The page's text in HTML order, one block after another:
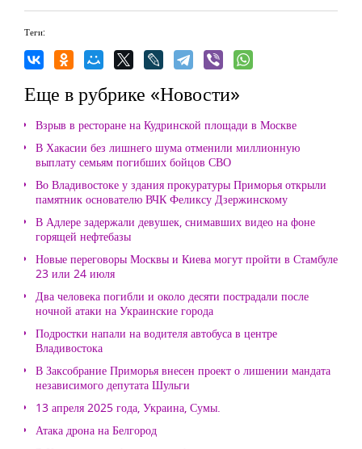
Теги:
Еще в рубрике «Новости»
Взрыв в ресторане на Кудринской площади в Москве
В Хакасии без лишнего шума отменили миллионную
выплату семьям погибших бойцов СВО
Во Владивостоке у здания прокуратуры Приморья открыли
памятник основателю ВЧК Феликсу Дзержинскому
В Адлере задержали девушек, снимавших видео на фоне
горящей нефтебазы
Новые переговоры Москвы и Киева могут пройти в Стамбуле
23 или 24 июля
Два человека погибли и около десяти пострадали после
ночной атаки на Украинские города
Подростки напали на водителя автобуса в центре
Владивостока
В Заксобрание Приморья внесен проект о лишении мандата
независимого депутата Шульги
13 апреля 2025 года, Украина, Сумы.
Атака дрона на Белгород